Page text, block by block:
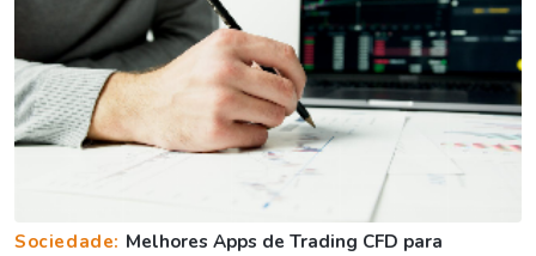
Sociedade: Melhores Apps de Trading CFD para